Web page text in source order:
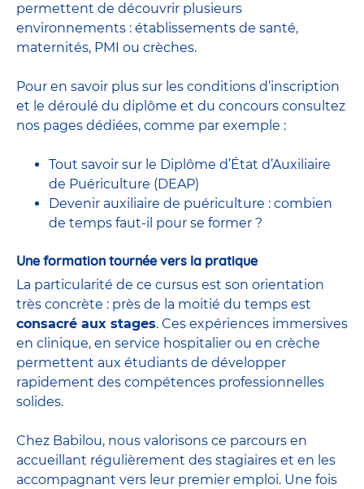
permettent de découvrir plusieurs
environnements : établissements de santé,
maternités, PMI ou crèches.
Pour en savoir plus sur les conditions d’inscription
et le déroulé du diplôme et du concours consultez
nos pages dédiées, comme par exemple :
Tout savoir sur le Diplôme d’État d’Auxiliaire
de Puériculture (DEAP)
Devenir auxiliaire de puériculture : combien
de temps faut-il pour se former ?
Une formation tournée vers la pratique
La particularité de ce cursus est son orientation
très concrète : près de la moitié du temps est
consacré aux stages. Ces expériences immersives
en clinique, en service hospitalier ou en crèche
permettent aux étudiants de développer
rapidement des compétences professionnelles
solides.
Chez Babilou, nous valorisons ce parcours en
accueillant régulièrement des stagiaires et en les
accompagnant vers leur premier emploi. Une fois